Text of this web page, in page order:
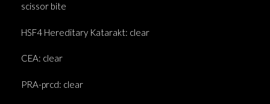
scissor bite
HSF4 Hereditary Katarakt: clear
CEA: clear
PRA-prcd: clear